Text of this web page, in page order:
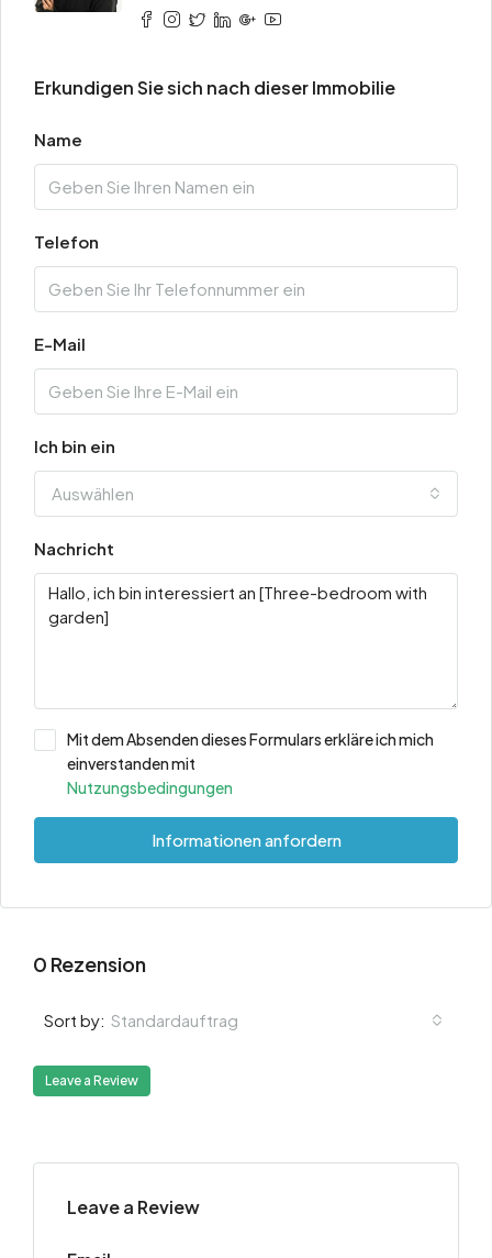
Erkundigen Sie sich nach dieser Immobilie
Name
Telefon
E-Mail
Ich bin ein
Auswählen
Nachricht
Mit dem Absenden dieses Formulars erkläre ich mich
einverstanden mit
Nutzungsbedingungen
Informationen anfordern
0 Rezension
Sort by: Standardauftrag
Leave a Review
Leave a Review